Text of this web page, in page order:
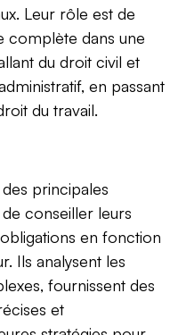
Leur rôle est de
complète dans une
du droit civil et
en passant
du travail.
des principales
conseiller leurs
en fonction
Ils analysent les
fournissent des
et